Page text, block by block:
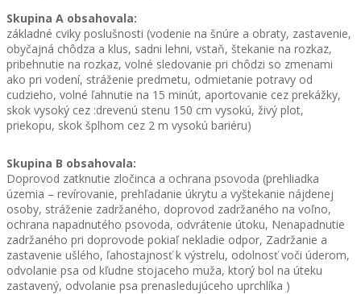
Skupina A obsahovala:
základné cviky poslušnosti (vodenie na šnúre a obraty, zastavenie,
obyčajná chôdza a klus, sadni lehni, vstaň, štekanie na rozkaz,
pribehnutie na rozkaz, volné sledovanie pri chôdzi so zmenami
ako pri vodení, stráženie predmetu, odmietanie potravy od
cudzieho, volné ľahnutie na 15 minút, aportovanie cez prekážky,
skok vysoký cez :drevenú stenu 150 cm vysokú, živý plot,
priekopu, skok šplhom cez 2 m vysokú bariéru)
Skupina B obsahovala:
Doprovod zatknutie zločinca a ochrana psovoda (prehliadka
územia – revírovanie, prehľadanie úkrytu a vyštekanie nájdenej
osoby, stráženie zadržaného, doprovod zadržaného na voľno,
ochrana napadnutého psovoda, odvrátenie útoku, Nenapadnutie
zadržaného pri doprovode pokiaľ nekladie odpor, Zadržanie a
zastavenie ušlého, ľahostajnosť k výstrelu, odolnosť voči úderom,
odvolanie psa od kľudne stojaceho muža, ktorý bol na úteku
zastavený, odvolanie psa prenasledujúceho uprchlíka )